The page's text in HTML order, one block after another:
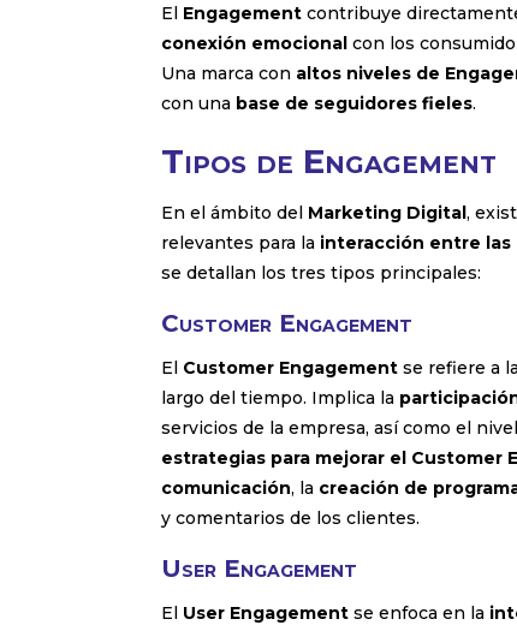
El Engagement contribuye
conexión emocional con los
Una marca con altos niveles de
con una base de seguidores fieles.
Tipos de Engagement
En el ámbito del Marketing Digital,
relevantes para la interacción entre las
se detallan los tres tipos principales:
Customer Engagement
El Customer Engagement se refiere a la
largo del tiempo. Implica la
servicios de la empresa, así como el
estrategias para mejorar el Customer
comunicación, la creación de
y comentarios de los clientes.
User Engagement
El User Engagement se enfoca en la